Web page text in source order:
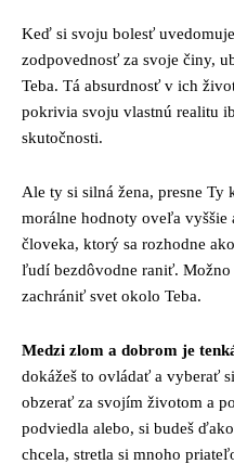
Keď si svoju bolesť
zodpovednosť za svoje činy,
Teba. Tá absurdnosť v ich
pokrivia svoju vlastnú realitu
skutočnosti.
Ale ty si silná žena, presne Ty
morálne hodnoty oveľa vyššie
človeka, ktorý sa rozhodne
ľudí bezdôvodne raniť. Možno
zachrániť svet okolo Teba.
Medzi zlom a dobrom je
dokážeš to ovládať a vyberať
obzerať za svojím životom a
podviedla alebo, si budeš
chcela, stretla si mnoho